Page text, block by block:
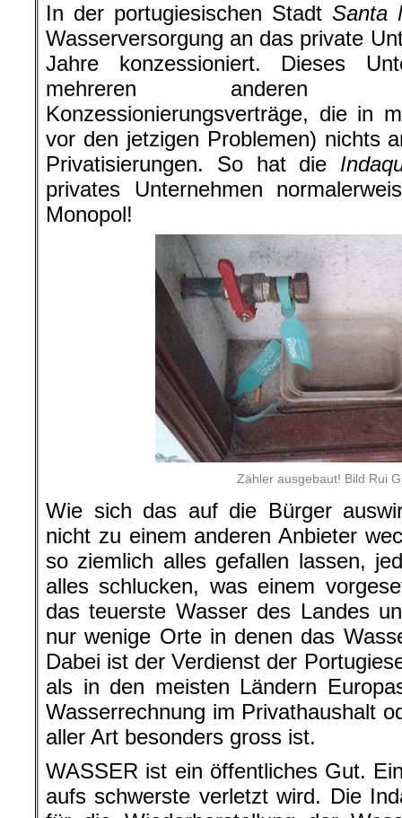
In der portugiesischen Stadt Santa
Wasserversorgung an das private
Jahre konzessioniert. Dieses
mehreren anderen
Konzessionierungsverträge, die in
vor den jetzigen Problemen) nichts
Privatisierungen. So hat die
privates Unternehmen
Monopol!
Zähler ausgebaut! Bild Rui
Wie sich das auf die Bürger
nicht zu einem anderen Anbieter
so ziemlich alles gefallen lassen,
alles schlucken, was einem
das teuerste Wasser des Landes
nur wenige Orte in denen das
Dabei ist der Verdienst der
als in den meisten Ländern
Wasserrechnung im Privathaushalt
aller Art besonders gross ist.
WASSER ist ein öffentliches Gut.
aufs schwerste verletzt wird. Die